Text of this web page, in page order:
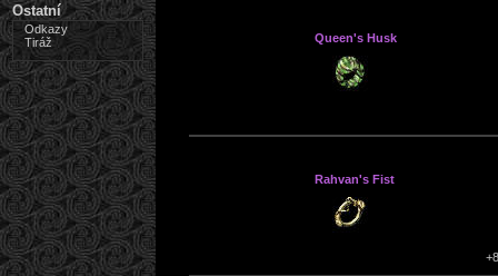
Ostatní
Odkazy
Tiráž
Queen's Husk
Rahvan's Fist